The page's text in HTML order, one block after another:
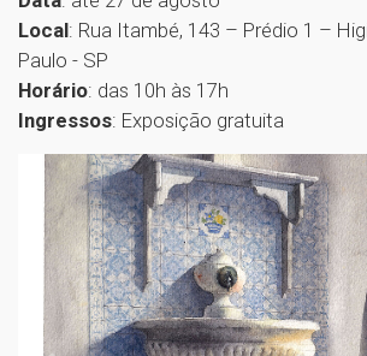
Local: Rua Itambé, 143 – Prédio 1 –
Paulo - SP
Horário: das 10h às 17h
Ingressos: Exposição gratuita